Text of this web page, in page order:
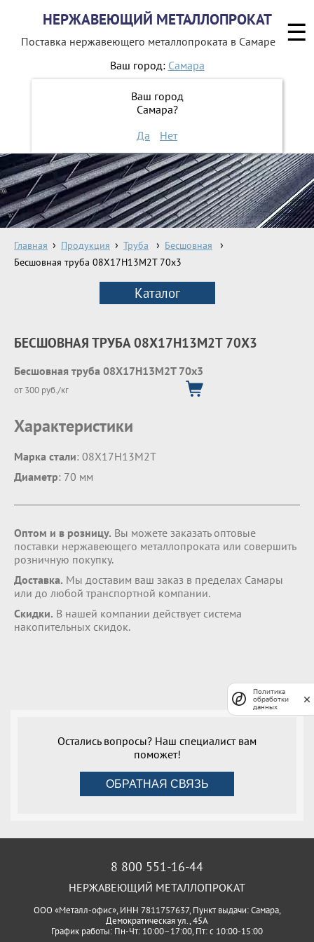
НЕРЖАВЕЮЩИЙ МЕТАЛЛОПРОКАТ
Поставка нержавеющего металлопроката в Самаре
Ваш город: Самара
Ваш город
Самара?
Да
Нет
8 800 551-16-44
ЗАКАЗАТЬ ОБРАТНЫЙ ЗВОНОК
Главная Продукция Труба
Бесшовная
Бесшовная труба 08Х17Н13М2Т 70х3
Каталог
БЕСШОВНАЯ ТРУБА 08Х17Н13М2Т 70Х3
Бесшовная труба 08Х17Н13М2Т 70х3
от 300 руб./кг
Характеристики
Марка стали: 08Х17Н13М2Т
Диаметр: 70 мм
Оптом и в розницу. Вы можете заказать оптовые
поставки нержавеющего металлопроката или совершить
розничную покупку.
Доставка. Мы доставим ваш заказ в пределах Самары
или до любой транспортной компании.
Скидки. В нашей компании действует система
накопительных скидок.
Остались вопросы? Наш специалист вам
поможет!
ОБРАТНАЯ СВЯЗЬ
8 800 551-16-44
НЕРЖАВЕЮЩИЙ МЕТАЛЛОПРОКАТ
ООО «Металл-офис», ИНН 7811757637, Пункт выдачи: Самара,
Демократическая ул., 45А
График работы: Пн-Чт: 10:00–17:00, Пт: с 10:00-15:00
☰
Политика
обработки
данных